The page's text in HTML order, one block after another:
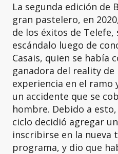
La segunda edición de
gran pastelero, en
de los éxitos de
escándalo luego de
Casais, quien se había
ganadora del reality
experiencia en el
un accidente que se
hombre. Debido a
ciclo decidió agregar
inscribirse en la nueva
programa, y dio que